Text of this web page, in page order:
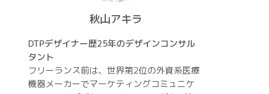
秋山アキラ
DTPデザイナー歴25年のデザインコンサル
タント
フリーランス前は、世界第2位の外資系医療
機器メーカーでマーケティングコミュニケ